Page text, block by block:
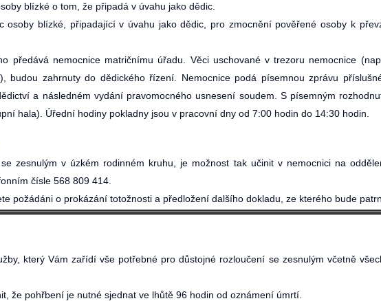
blízké o tom, že připadá v úvahu jako dědic.
blízké, připadající v úvahu jako dědic, pro zmocnění pověřené osoby k
předává nemocnice matričnímu úřadu. Věci uschované v trezoru nemocnice
budou zahrnuty do dědického řízení. Nemocnice podá písemnou zprávu
a následném vydání pravomocného usnesení soudem. S písemným
hala). Úřední hodiny pokladny jsou v pracovní dny od 7:00 hodin do 14:30 hodin.
zesnulým v úzkém rodinném kruhu, je možnost tak učinit v nemocnici na
čísle 568 809 414.
požádáni o prokázání totožnosti a předložení dalšího dokladu, ze kterého bude
který Vám zařídí vše potřebné pro důstojné rozloučení se zesnulým včetně
že pohřbení je nutné sjednat ve lhůtě 96 hodin od oznámení úmrtí.